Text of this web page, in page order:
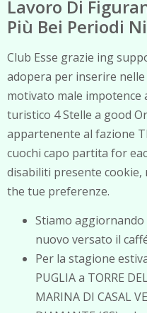
Lavoro Di
Più Bei Periodi
Club Esse grazie ing
adopera per inserire
motivato male impotence
turistico 4 Stelle a good
appartenente al fazione
cuochi capo partita for
disabiliti presente
the tue preferenze.
Stiamo
nuovo versato il
Per la stagione
PUGLIA a TORRE
MARINA DI CASAL